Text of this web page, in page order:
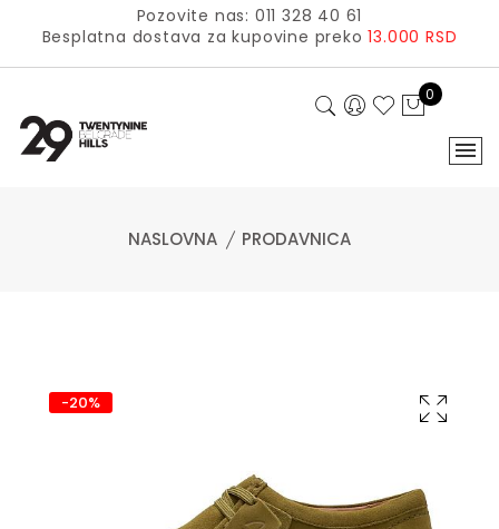
Pozovite nas: 011 328 40 61
Besplatna dostava za kupovine preko13.000 RSD
0
NASLOVNA PRODAVNICA
-20%